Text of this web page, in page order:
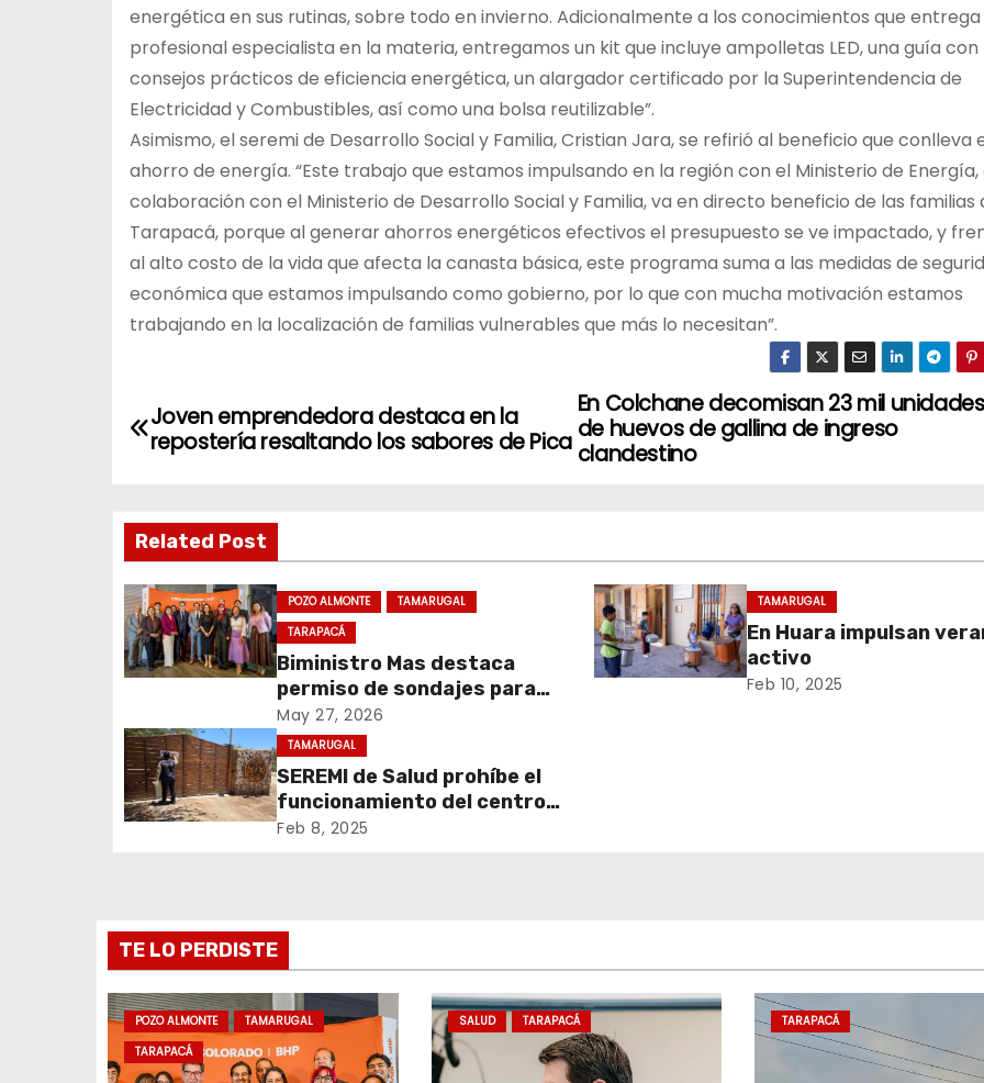
energética en sus rutinas, sobre todo en invierno. Adicionalmente a los conocimientos que
profesional especialista en la materia, entregamos un kit que incluye ampolletas LED, una guía con
consejos prácticos de eficiencia energética, un alargador certificado por la Superintendencia de
Electricidad y Combustibles, así como una bolsa reutilizable”.
Asimismo, el seremi de Desarrollo Social y Familia, Cristian Jara, se refirió al beneficio que conlleva
ahorro de energía. “Este trabajo que estamos impulsando en la región con el Ministerio de Energía,
colaboración con el Ministerio de Desarrollo Social y Familia, va en directo beneficio de las familias
Tarapacá, porque al generar ahorros energéticos efectivos el presupuesto se ve impactado, y
al alto costo de la vida que afecta la canasta básica, este programa suma a las medidas de
económica que estamos impulsando como gobierno, por lo que con mucha motivación estamos
trabajando en la localización de familias vulnerables que más lo necesitan”.
N
e
g
a
c
i
ó
n
e
e
n
t
En Colchane decomisan 23 mil unidades
de huevos de gallina de ingreso
clandestino
Joven emprendedora destaca en la
repostería resaltando los sabores de Pica
Related Post
POZO ALMONTE
TAMARUGAL
TARAPACÁ
Biministro Mas destaca
permiso de sondajes para
Cerro Colorado
May 27, 2026
TAMARUGAL
En Huara impulsan
activo
Feb 10, 2025
TAMARUGAL
SEREMI de Salud prohíbe el
funcionamiento del centro
recreativo Tantakuy
Feb 8, 2025
TE LO PERDISTE
POZO ALMONTE
TAMARUGAL
TARAPACÁ
SALUD TARAPACÁ TARAPACÁ